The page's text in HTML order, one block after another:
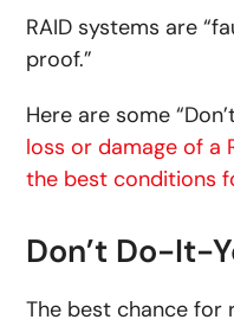
RAID systems are
proof.”
Here are some
loss or damage of a
the best conditions
Don’t Do-It-
The best chance for